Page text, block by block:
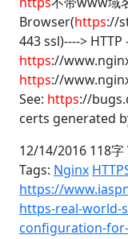
Browser(https://
443 ssl)---->
https://
https://
See: https://
certs generated
12/14/2016 118
Tags: Nginx
https://
https-real-world-
configuration-